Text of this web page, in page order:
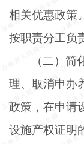
相关优惠政策
按职责分工负
（二）
理、取消申办
政策，在申请
设施产权证明